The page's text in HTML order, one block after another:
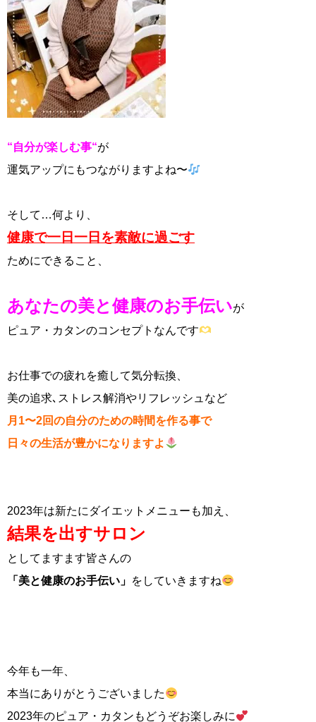
“自分が楽しむ事“が
運気アップにもつながりますよね〜
そして…何より、
健康で一日一日を素敵に過ごす
ためにできること、
あなたの美と健康のお手伝いが
ピュア・カタンのコンセプトなんです
お仕事での疲れを癒して気分転換、
美の追求､ストレス解消やリフレッシュなど
月1〜2回の自分のための時間を作る事で
日々の生活が豊かになりますよ
2023年は新たにダイエットメニューも加え、
結果を出すサロン
としてますます皆さんの
「美と健康のお手伝い」 をしていきますね
今年も一年、
本当にありがとうございました
2023年のピュア・カタンもどうぞお楽しみに